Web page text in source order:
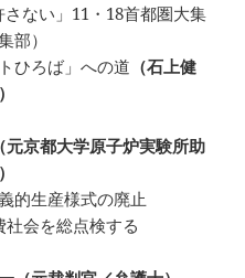
さない」11・18首都圏大集
部）
ひろば」への道 （石上健
元京都大学原子炉実験所助
的生産様式の廃止
会を総点検する